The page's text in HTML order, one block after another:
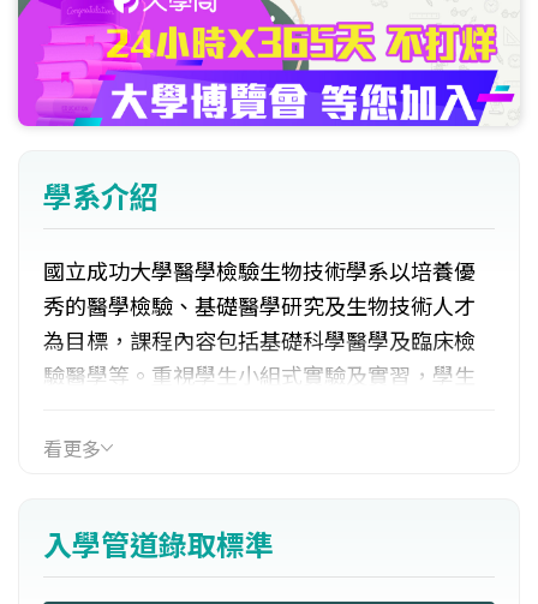
學系介紹
國立成功大學醫學檢驗生物技術學系以培養優
秀的醫學檢驗、基礎醫學研究及生物技術人才
為目標，課程內容包括基礎科學醫學及臨床檢
驗醫學等。重視學生小組式實驗及實習，學生
究，四年級於成大附設醫院實習，該院設備新
學科技等相關工作。
看更多
入學管道錄取標準